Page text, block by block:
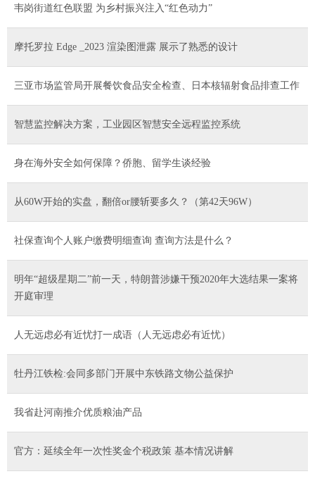
韦岗街道红色联盟 为乡村振兴注入“红色动力”
摩托罗拉 Edge _2023 渲染图泄露 展示了熟悉的设计
三亚市场监管局开展餐饮食品安全检查、日本核辐射食品排查工作
智慧监控解决方案，工业园区智慧安全远程监控系统
身在海外安全如何保障？侨胞、留学生谈经验
从60W开始的实盘，翻倍or腰斩要多久？（第42天96W）
社保查询个人账户缴费明细查询 查询方法是什么？
明年“超级星期二”前一天，特朗普涉嫌干预2020年大选结果一案将
开庭审理
人无远虑必有近忧打一成语（人无远虑必有近忧）
牡丹江铁检:会同多部门开展中东铁路文物公益保护
我省赴河南推介优质粮油产品
官方：延续全年一次性奖金个税政策 基本情况讲解